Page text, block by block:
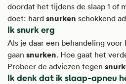
Ook is het moeilijker om je
Je vergeet vaker dingen.
doordat het tijdens de slaap 1 of
doet: hard snurken schokkend
ademhalen veel bewegen
zweten in bed plassen
mijn kind met downsyndroom -
downsyndroom slecht slaapt,
oor-arts of slaap-specialist of uw
Ik snurk erg
Als je daar een behandeling
gaan snurken. Hoe gaat het
Probeer de adviezen tegen
Vaak helpen ze. Blijf je erg
Ik denk dat ik slaap-apneu